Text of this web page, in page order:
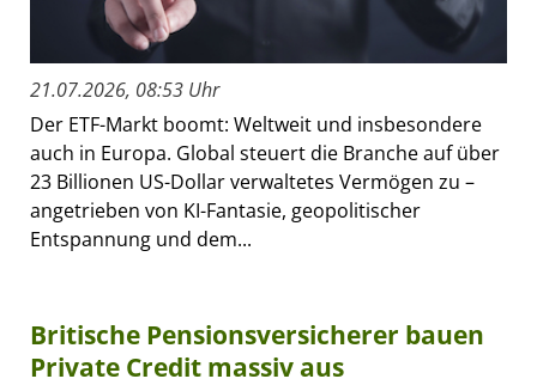
21.07.2026, 08:53 Uhr
Der ETF-Markt boomt: Weltweit und insbesondere
auch in Europa. Global steuert die Branche auf über
23 Billionen US-Dollar verwaltetes Vermögen zu –
angetrieben von KI-Fantasie, geopolitischer
Entspannung und dem...
Britische Pensionsversicherer bauen
Private Credit massiv aus